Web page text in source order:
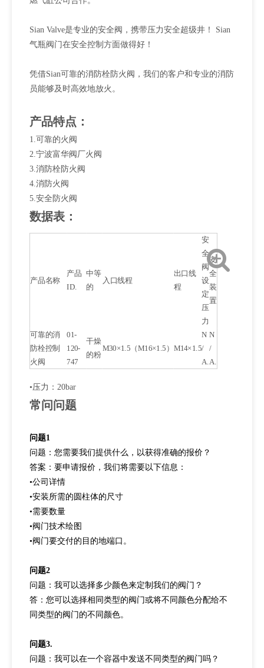
Sian Valve是专业的安全阀，携带压力安全超级井！ Sian
气瓶阀门在安全控制方面做得好！
凭借Sian可靠的消防栓防火阀，我们的客户和专业的消防
员能够及时高效地放火。
产品特点：
1.可靠的火阀
2.宁波富华阀厂火阀
3.消防栓防火阀
4.消防火阀
5.安全防火阀
数据表：
产品名称
产品
ID.
中等
的
入口线程
出口线
程
安
全
阀
设
定
压
力
安
全
装
置
可靠的消
防栓控制
火阀
01-
120-
747
干燥
的粉
M30×1.5（M16×1.5） M14×1.5
N
/
A.
N
/
A.
•压力：20bar
常问问题
问题1
问题：您需要我们提供什么，以获得准确的报价？
答案：要申请报价，我们将需要以下信息：
•公司详情
•安装所需的圆柱体的尺寸
•需要数量
•阀门技术绘图
•阀门要交付的目的地端口。
问题2
问题：我可以选择多少颜色来定制我们的阀门？
答：您可以选择相同类型的阀门或将不同颜色分配给不
同类型的阀门的不同颜色。
问题3.
问题：我可以在一个容器中发送不同类型的阀门吗？